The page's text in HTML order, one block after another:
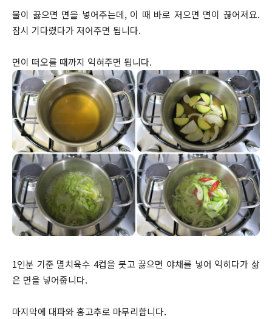
물이 끓으면 면을 넣어주는데, 이 때 바로 저으면 면이 끊어져요.
잠시 기다렸다가 저어주면 됩니다.
면이 떠오를 때까지 익혀주면 됩니다.
1인분 기준 멸치육수 4컵을 붓고 끓으면 야채를 넣어 익히다가 삶
은 면을 넣어줍니다.
마지막에 대파와 홍고추로 마무리합니다.